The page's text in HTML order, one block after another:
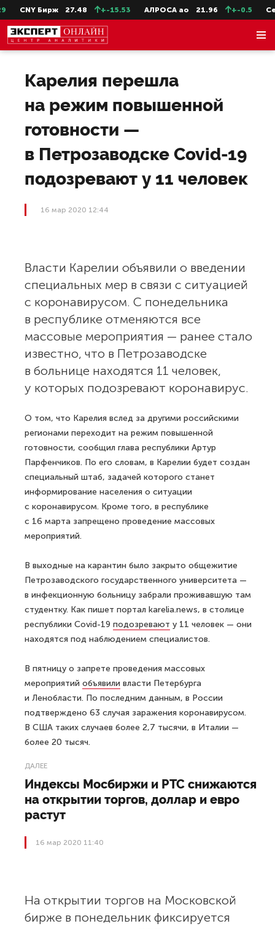
CNY Бирж 27.48 +-15.53 АЛРОСА ао 21.96 +-0.5
Карелия перешла
на режим повышенной
готовности —
в Петрозаводске Covid-19
подозревают у 11 человек
16 мар 2020 12:44
Власти Карелии объявили о введении
специальных мер в связи с ситуацией
с коронавирусом. С понедельника
в республике отменяются все
массовые мероприятия — ранее стало
известно, что в Петрозаводске
в больнице находятся 11 человек,
у которых подозревают коронавирус.
О том, что Карелия вслед за другими российскими
регионами переходит на режим повышенной
готовности, сообщил глава республики Артур
Парфенчиков. По его словам, в Карелии будет создан
специальный штаб, задачей которого станет
информирование населения о ситуации
с коронавирусом. Кроме того, в республике
с 16 марта запрещено проведение массовых
мероприятий.
В выходные на карантин было закрыто общежитие
Петрозаводского государственного университета —
в инфекционную больницу забрали проживавшую там
студентку. Как пишет портал karelia.news, в столице
республики Covid-19 подозревают у 11 человек — они
находятся под наблюдением специалистов.
В пятницу о запрете проведения массовых
мероприятий объявили власти Петербурга
и Ленобласти. По последним данным, в России
подтверждено 63 случая заражения коронавирусом.
В США таких случаев более 2,7 тысячи, в Италии —
более 20 тысяч.
ДАЛЕЕ
Индексы Мосбиржи и РТС снижаются
на открытии торгов, доллар и евро
растут
16 мар 2020 11:40
На открытии торгов на Московской
бирже в понедельник фиксируется